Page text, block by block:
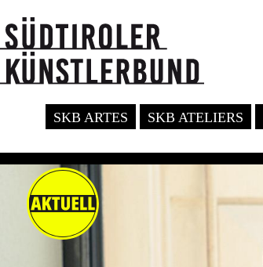
SKB ARTES SKB ATELIERS